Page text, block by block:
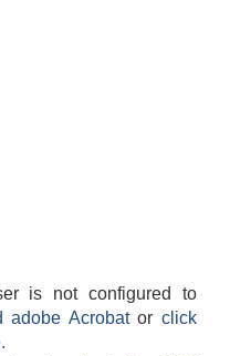
is not configured to
adobe Acrobatorclick